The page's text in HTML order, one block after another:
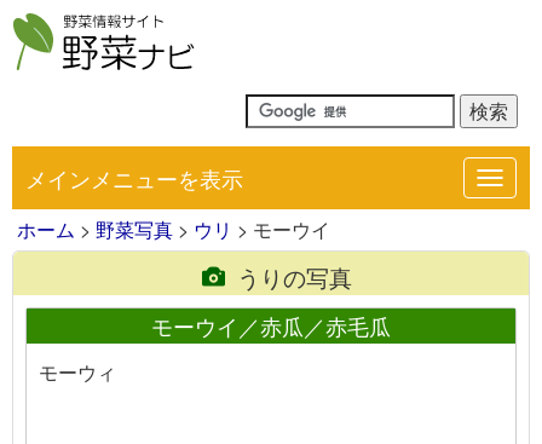
メインメニューを表示
ホーム > 野菜写真 > ウリ > モーウイ
うりの写真
モーウイ／赤瓜／赤毛瓜
モーウィ